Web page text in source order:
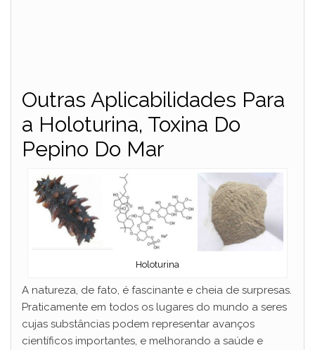
Outras Aplicabilidades Para
a Holoturina, Toxina Do
Pepino Do Mar
Holoturina
A natureza, de fato, é fascinante e cheia de surpresas.
Praticamente em todos os lugares do mundo a seres
cujas substâncias podem representar avanços
científicos importantes, e melhorando a saúde e